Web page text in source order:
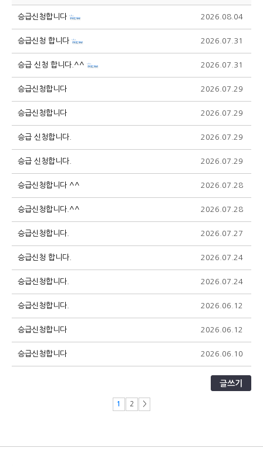
승급신청합니다 2026.08.04
승급신청 합니다 2026.07.31
승급 신청 합니다.^^ 2026.07.31
승급신청합니다 2026.07.29
승급신청합니다 2026.07.29
승급 신청합니다. 2026.07.29
승급 신청합니다. 2026.07.29
승급신청합니다 ^^ 2026.07.28
승급신청합니다.^^ 2026.07.28
승급신청합니다. 2026.07.27
승급신청 합니다. 2026.07.24
승급신청합니다. 2026.07.24
승급신청합니다. 2026.06.12
승급신청합니다 2026.06.12
승급신청합니다 2026.06.10
글쓰기
1 2 >